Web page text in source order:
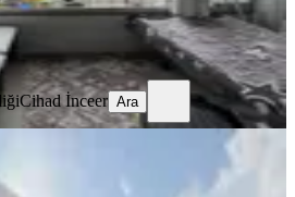
Cihad İnceer
Cihad İnceer Ara
!!tapulu!! 3+1